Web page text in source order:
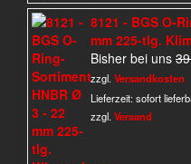
8121 - BGS O-
mm 225-tlg.
Bisher bei uns
zzgl. Versandkosten
Lieferzeit:sofort
zzgl. Versand